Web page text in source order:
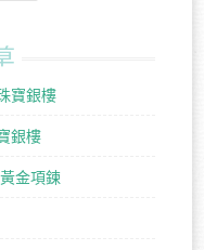
寶銀樓
銀樓
金項鍊